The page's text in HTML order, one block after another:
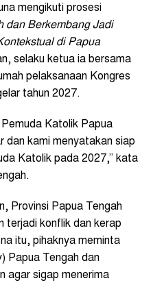
mengikuti prosesi
dan Berkembang Jadi
di Papua
selaku ketua ia bersama
pelaksanaan Kongres
tahun 2027.
Katolik Papua
dan kami menyatakan siap
Katolik pada 2027,” kata
Provinsi Papua Tengah
terjadi konflik dan kerap
itu, pihaknya meminta
Papua Tengah dan
agar sigap menerima